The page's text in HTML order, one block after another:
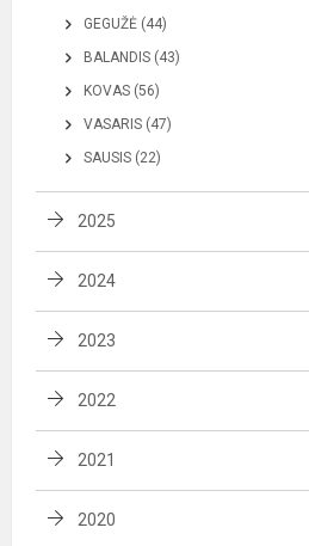
GEGUŽĖ (44)
BALANDIS (43)
KOVAS (56)
VASARIS (47)
SAUSIS (22)
2025
2024
2023
2022
2021
2020